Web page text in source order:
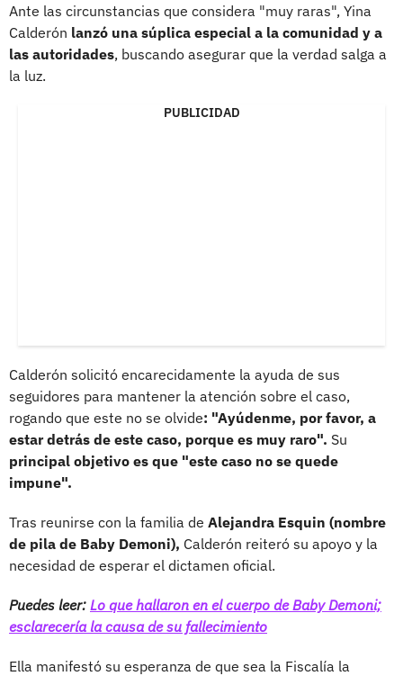
Ante las circunstancias que considera "muy raras", Yina
Calderón lanzó una súplica especial a la comunidad y a
las autoridades, buscando asegurar que la verdad salga a
la luz.
PUBLICIDAD
Calderón solicitó encarecidamente la ayuda de sus
seguidores para mantener la atención sobre el caso,
rogando que este no se olvide: "Ayúdenme, por favor, a
estar detrás de este caso, porque es muy raro". Su
principal objetivo es que "este caso no se quede
impune".
Tras reunirse con la familia de Alejandra Esquin (nombre
de pila de Baby Demoni), Calderón reiteró su apoyo y la
necesidad de esperar el dictamen oficial.
Puedes leer: Lo que hallaron en el cuerpo de Baby Demoni;
esclarecería la causa de su fallecimiento
Ella manifestó su esperanza de que sea la Fiscalía la